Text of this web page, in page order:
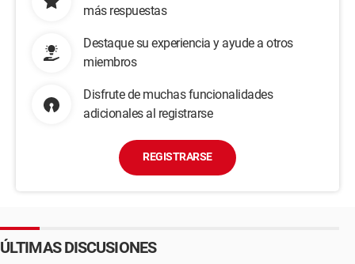
más respuestas
Destaque su experiencia y ayude a otros
miembros
Disfrute de muchas funcionalidades
adicionales al registrarse
REGISTRARSE
ÚLTIMAS DISCUSIONES